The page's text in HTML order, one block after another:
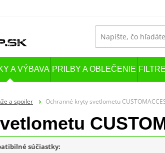
A VÝBAVA PRILBY A OBLEČENIE
a spoiler Ochranné kryty svetlometu
súčiastky: